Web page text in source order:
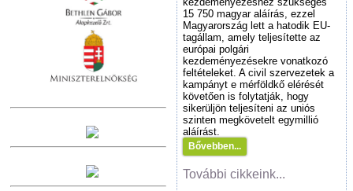
15 750 magyar aláírás, ezzel
Magyarország lett a hatodik EU-
tagállam, amely teljesítette az
európai polgári
kezdeményezésekre vonatkozó
feltételeket. A civil szervezetek a
kampányt e mérföldkő elérését
követően is folytatják, hogy
sikerüljön teljesíteni az uniós
szinten megkövetelt egymillió
aláírást.
Bővebben...
További cikkeink...